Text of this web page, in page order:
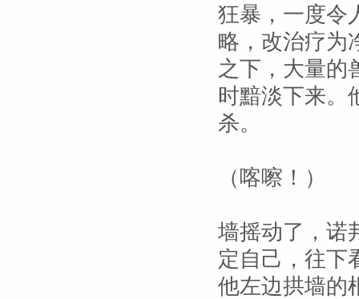
狂暴，一度令
略，改治疗为
之下，大量的
时黯淡下来。
杀。
（喀嚓！）
墙摇动了，诺
定自己，往下
他左边拱墙的